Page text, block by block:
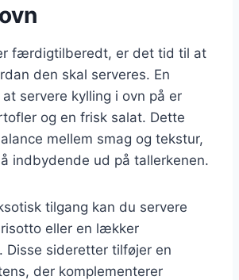
færdigtilberedt, er det tid til at
den skal serveres. En
servere kylling i ovn på er
og en frisk salat. Dette
mellem smag og tekstur,
indbydende ud på tallerkenen.
tilgang kan du servere
eller en lækker
Disse sideretter tilføjer en
der komplementerer